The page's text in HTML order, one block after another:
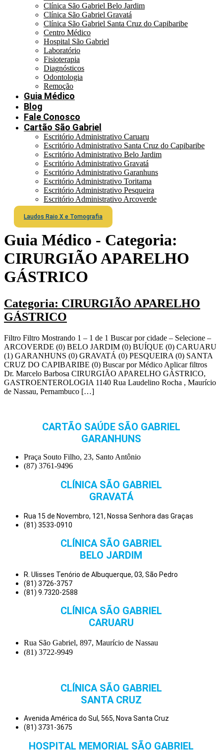
Clínica São Gabriel Belo Jardim
Clínica São Gabriel Gravatá
Clínica São Gabriel Santa Cruz do Capibaribe
Centro Médico
Hospital São Gabriel
Laboratório
Fisioterapia
Diagnósticos
Odontologia
Remoção
Guia Médico
Blog
Fale Conosco
Cartão São Gabriel
Escritório Administrativo Caruaru
Escritório Administrativo Santa Cruz do Capibaribe
Escritório Administrativo Belo Jardim
Escritório Administrativo Gravatá
Escritório Administrativo Garanhuns
Escritório Administrativo Toritama
Escritório Administrativo Pesqueira
Escritório Administrativo Arcoverde
Laudos Raio X e Tomografia
Guia Médico - Categoria:
CIRURGIÃO APARELHO
GÁSTRICO
Categoria: CIRURGIÃO APARELHO
GÁSTRICO
Filtro Filtro Mostrando 1 – 1 de 1 Buscar por cidade – Selecione –
ARCOVERDE (0) BELO JARDIM (0) BUÍQUE (0) CARUARU
(1) GARANHUNS (0) GRAVATÁ (0) PESQUEIRA (0) SANTA
CRUZ DO CAPIBARIBE (0) Buscar por Médico Aplicar filtros
Dr. Marcelo Barbosa CIRURGIÃO APARELHO GÁSTRICO,
GASTROENTEROLOGIA 1140 Rua Laudelino Rocha , Maurício
de Nassau, Pernambuco […]
CARTÃO SAÚDE SÃO GABRIEL
GARANHUNS
Praça Souto Filho, 23, Santo Antônio
(87) 3761-9496
CLÍNICA SÃO GABRIEL
GRAVATÁ
Rua 15 de Novembro, 121, Nossa Senhora das Graças
(81) 3533-0910
CLÍNICA SÃO GABRIEL
BELO JARDIM
R. Ulisses Tenório de Albuquerque, 03, São Pedro
(81) 3726-3757
(81) 9.7320-2588
CLÍNICA SÃO GABRIEL
CARUARU
Rua São Gabriel, 897, Maurício de Nassau
(81) 3722-9949
CLÍNICA SÃO GABRIEL
SANTA CRUZ
Avenida América do Sul, 565, Nova Santa Cruz
(81) 3731-3675
HOSPITAL MEMORIAL SÃO GABRIEL